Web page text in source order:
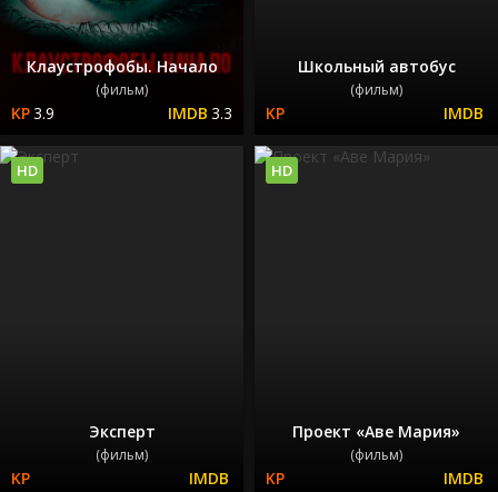
Клаустрофобы. Начало
(фильм)
3.9 3.3
Школьный автобус
(фильм)
Эксперт
(фильм)
HD
Проект «Аве Мария»
(фильм)
HD